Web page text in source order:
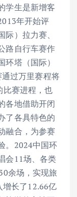
学生是新增客
年开始评
）拉力赛、
路自行车赛作
塔（国际）
过万里赛程将
比赛进程，也
各地借助开闭
了各具特色的
融合，为参赛
。2024中国环
会11场、各类
余场，实现旅
增长了12.66亿